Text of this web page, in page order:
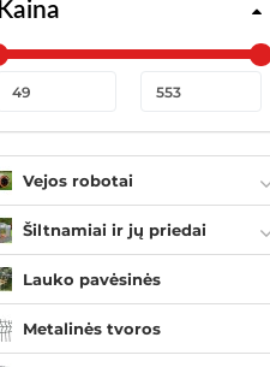
Kaina
Vejos robotai
Šiltnamiai ir jų priedai
Lauko pavėsinės
Metalinės tvoros